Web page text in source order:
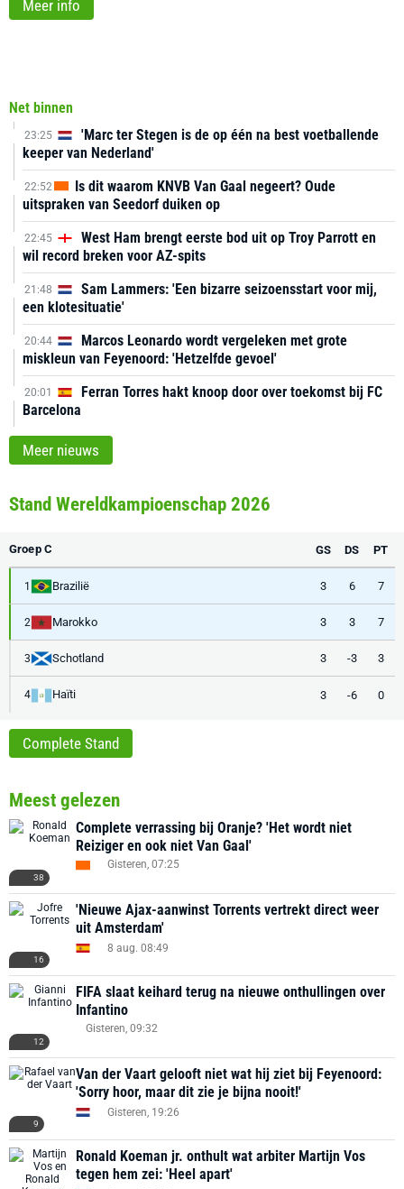
Net binnen
23:25
'Marc ter Stegen is de op één na best voetballende
keeper van Nederland'
22:52
Is dit waarom KNVB Van Gaal negeert? Oude
uitspraken van Seedorf duiken op
22:45
West Ham brengt eerste bod uit op Troy Parrott en
wil record breken voor AZ-spits
21:48
Sam Lammers: 'Een bizarre seizoensstart voor mij,
een klotesituatie'
20:44
Marcos Leonardo wordt vergeleken met grote
miskleun van Feyenoord: 'Hetzelfde gevoel'
20:01
Ferran Torres hakt knoop door over toekomst bij FC
Barcelona
Meer nieuws
Meer info
Stand Wereldkampioenschap 2026
Groep C GS DS PT
1 Brazilië 3 6 7
2 Marokko 3 3 7
3 Schotland 3 -3 3
4 Haïti 3 -6 0
Complete Stand
Meest gelezen
38
Complete verrassing bij Oranje? 'Het wordt niet
Reiziger en ook niet Van Gaal'
Gisteren, 07:25
16
'Nieuwe Ajax-aanwinst Torrents vertrekt direct weer
uit Amsterdam'
8 aug. 08:49
12
FIFA slaat keihard terug na nieuwe onthullingen over
Infantino
Gisteren, 09:32
9
Van der Vaart gelooft niet wat hij ziet bij Feyenoord:
'Sorry hoor, maar dit zie je bijna nooit!'
Gisteren, 19:26
Ronald Koeman jr. onthult wat arbiter Martijn Vos
tegen hem zei: 'Heel apart'